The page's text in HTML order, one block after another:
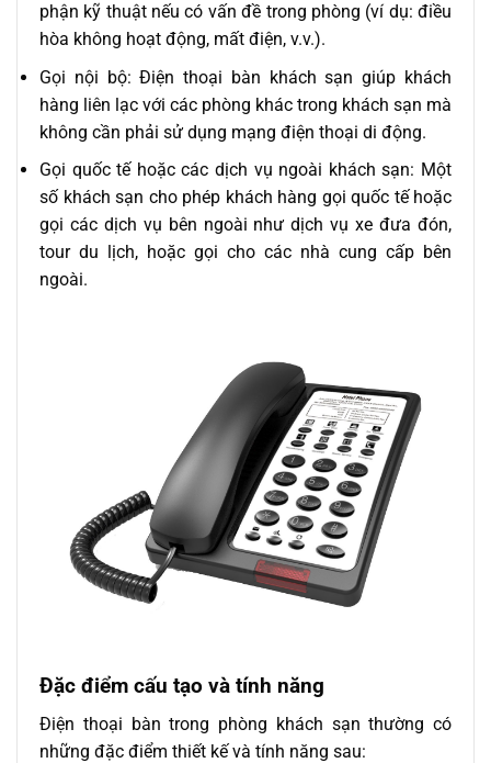
phận kỹ thuật nếu có vấn đề trong phòng (ví dụ: điều
hòa không hoạt động, mất điện, v.v.).
Gọi nội bộ: Điện thoại bàn khách sạn giúp khách
hàng liên lạc với các phòng khác trong khách sạn mà
không cần phải sử dụng mạng điện thoại di động.
Gọi quốc tế hoặc các dịch vụ ngoài khách sạn: Một
số khách sạn cho phép khách hàng gọi quốc tế hoặc
gọi các dịch vụ bên ngoài như dịch vụ xe đưa đón,
tour du lịch, hoặc gọi cho các nhà cung cấp bên
ngoài.
Đặc điểm cấu tạo và tính năng
Điện thoại bàn trong phòng khách sạn thường có
những đặc điểm thiết kế và tính năng sau: